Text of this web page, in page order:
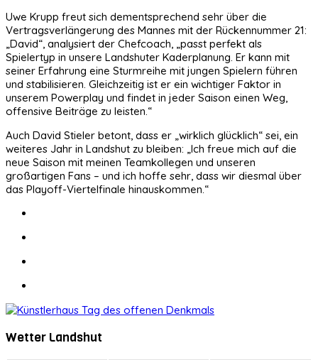
Uwe Krupp freut sich dementsprechend sehr über die
Vertragsverlängerung des Mannes mit der Rückennummer 21:
„David“, analysiert der Chefcoach, „passt perfekt als
Spielertyp in unsere Landshuter Kaderplanung. Er kann mit
seiner Erfahrung eine Sturmreihe mit jungen Spielern führen
und stabilisieren. Gleichzeitig ist er ein wichtiger Faktor in
unserem Powerplay und findet in jeder Saison einen Weg,
offensive Beiträge zu leisten.“
Auch David Stieler betont, dass er „wirklich glücklich“ sei, ein
weiteres Jahr in Landshut zu bleiben: „Ich freue mich auf die
neue Saison mit meinen Teamkollegen und unseren
großartigen Fans – und ich hoffe sehr, dass wir diesmal über
das Playoff-Viertelfinale hinauskommen.“
Wetter Landshut